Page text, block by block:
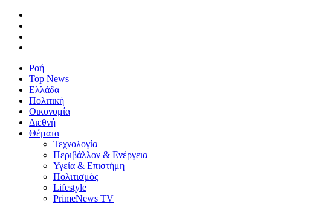
Ροή
Top News
Ελλάδα
Πολιτική
Οικονομία
Διεθνή
Θέματα
Τεχνολογία
Περιβάλλον & Ενέργεια
Υγεία & Επιστήμη
Πολιτισμός
Lifestyle
PrimeNews TV